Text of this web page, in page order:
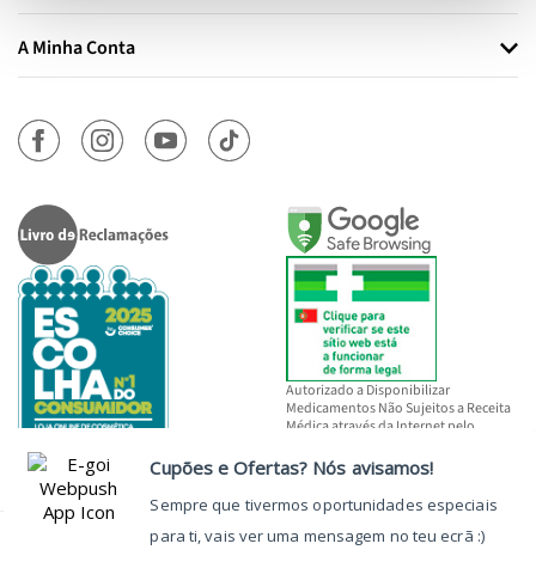
A Minha Conta
Autorizado a Disponibilizar
Medicamentos Não Sujeitos a Receita
Médica através da Internet pelo